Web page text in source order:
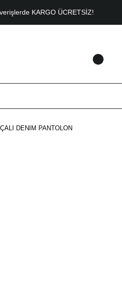
KARGO ÜCRETSİZ!